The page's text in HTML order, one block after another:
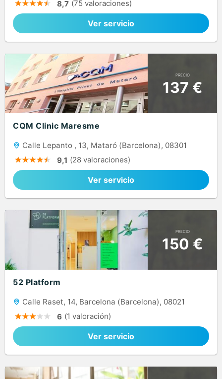
8,7 (75 valoraciones)
Ver servicio
PRECIO
137 €
CQM Clinic Maresme
Calle Lepanto , 13, Mataró (Barcelona), 08301
9,1 (28 valoraciones)
Ver servicio
PRECIO
150 €
52 Platform
Calle Raset, 14, Barcelona (Barcelona), 08021
6 (1 valoración)
Ver servicio